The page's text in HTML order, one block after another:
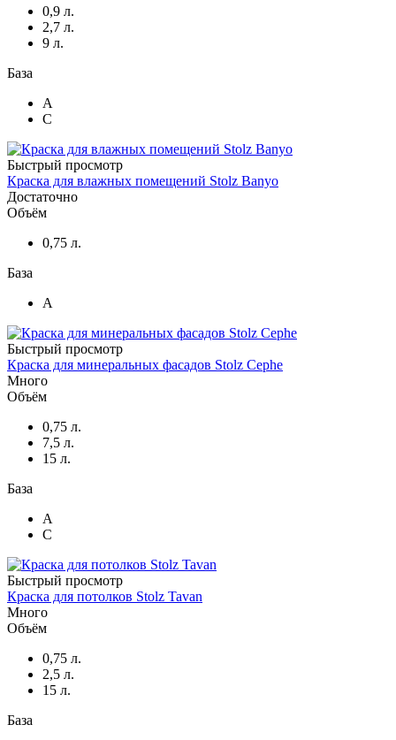
0,9 л.
2,7 л.
9 л.
База
A
C
Быстрый просмотр
Краска для влажных помещений Stolz Banyo
Достаточно
Объём
0,75 л.
База
A
Быстрый просмотр
Краска для минеральных фасадов Stolz Cephe
Много
Объём
0,75 л.
7,5 л.
15 л.
База
A
C
Быстрый просмотр
Краска для потолков Stolz Tavan
Много
Объём
0,75 л.
2,5 л.
15 л.
База